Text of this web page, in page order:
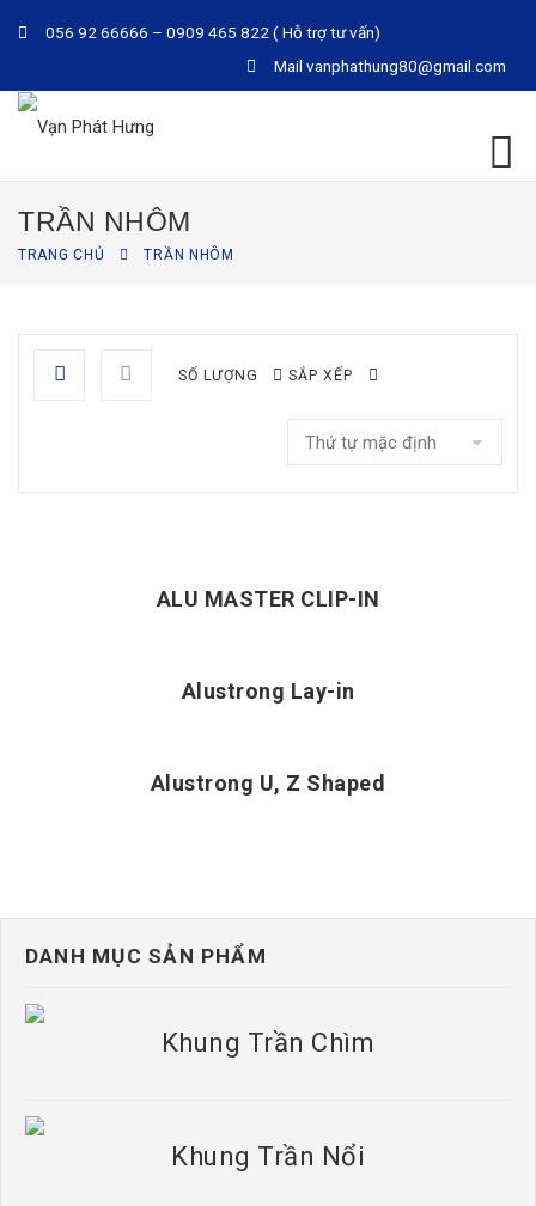
056 92 66666 – 0909 465 822 ( Hỗ trợ tư vấn)
Mail vanphathung80@gmail.com
TRẦN NHÔM
TRANG CHỦ TRẦN NHÔM
SỐ LƯỢNG SẮP XẾP
ALU MASTER CLIP-IN
Alustrong Lay-in
Alustrong U, Z Shaped
DANH MỤC SẢN PHẨM
Khung Trần Chìm
Khung Trần Nổi